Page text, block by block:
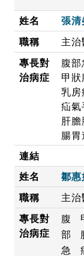
張清
主治
腹部
甲
乳
疝
肝
腸
鄒惠
主治
腹
部
急